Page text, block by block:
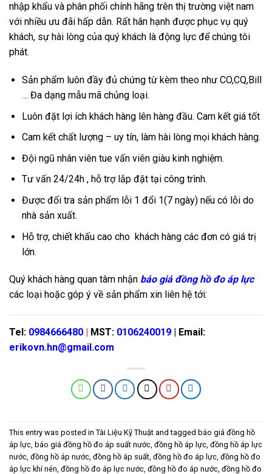
nhập khẩu và phân phối chính hãng trên thị trường việt nam
với nhiều ưu đãi hấp dẫn. Rất hân hạnh được phục vụ quý
khách, sự hài lòng của quý khách là động lực để chúng tôi
phát.
Sản phẩm luôn đầy đủ chứng từ kèm theo như CO,CQ,Bill
… Đa dạng mẫu mã chủng loại.
Luôn đặt lợi ích khách hàng lên hàng đầu. Cam kết giá tốt
Cam kết chất lượng – uy tín, làm hài lòng mọi khách hàng.
Đội ngũ nhân viên tue vấn viên giàu kinh nghiệm.
Tư vấn 24/24h , hỗ trợ lắp đặt tại công trình.
Được đổi tra sản phẩm lỗi 1 đổi 1(7 ngày) nếu có lỗi do
nhà sản xuất.
Hỗ trợ, chiết khấu cao cho khách hàng các đơn có giá trị
lớn.
Quý khách hàng quan tâm nhận báo giá đồng hồ đo áp lực
các loại hoặc góp ý về sản phẩm xin liên hệ tới:
Tel: 0984666480 MST: 0106240019 | Email:
erikovn.hn@gmail.com
This entry was posted in Tài Liệu Kỹ Thuật and tagged báo giá đồng hồ
áp lực báo giá đồng hồ đo áp suất nước đồng hồ áp lực đồng hồ áp lực
nước đồng hồ áp nước đồng hồ áp suất đồng hồ đo áp lực đồng hồ đo
áp lực khí nén đồng hồ đo áp lực nước đồng hồ đo áp nước đồng hồ đo